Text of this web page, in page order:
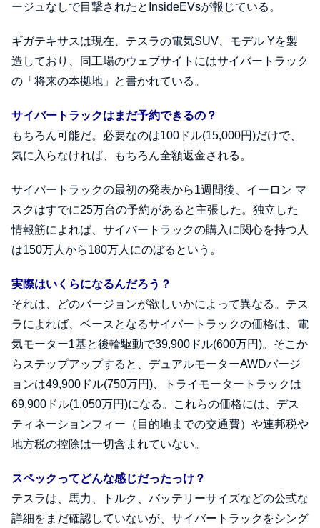
ージュなしで目撃されたとInsideEVsが報じている。
ギガテキサスは現在、テスラの電気SUV、モデル Yを製
造しており、同工場のウェブサイトにはサイバートラック
の「将来の本拠地」と書かれている。
サイバートラックはまだ予約できるの？
もちろん可能だ。必要なのは100ドル(15,000円)だけで、
気に入らなければ、もちろん全額返金される。
サイバートラックの最初の発表から1週間後、イーロン マ
スクはすでに25万台の予約があると主張した。独立した
情報筋によれば、サイバートラックの購入に関心を持つ人
は150万人から180万人にのぼるという。
実際はいくらになるんだろう？
それは、どのバージョンが欲しいかによって異なる。テス
ラによれば、ベースとなるサイバートラックの価格は、電
気モーター1基と後輪駆動で39,900ドル(600万円)。そこか
らステップアップすると、デュアルモーターAWDバージ
ョンは49,900ドル(750万円)、トライモータートラックは
69,900ドル(1,050万円)になる。これらの価格には、デス
ティネーションフィー（目的地までの交通費）や連邦税や
地方税の控除は一切含まれていない。
スペックってどんな感じだったっけ？
テスラは、馬力、トルク、バッテリーサイズなどの公式な
詳細をまだ確認していないが、サイバートラックをシング